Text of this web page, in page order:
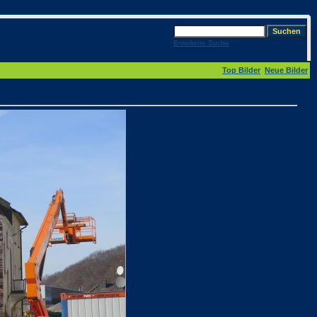
Erweiterte Suche
Top Bilder Neue Bilder